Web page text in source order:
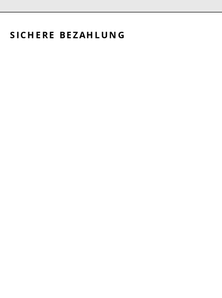
SICHERE BEZAHLUNG